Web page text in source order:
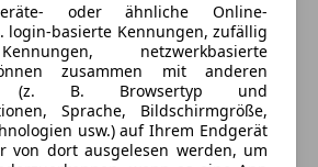
oder ähnliche Online-
login-basierte Kennungen, zufällig
netzwerkbasierte
zusammen mit anderen
(z. B. Browsertyp und
Sprache, Bildschirmgröße,
usw.) auf Ihrem Endgerät
von dort ausgelesen werden, um